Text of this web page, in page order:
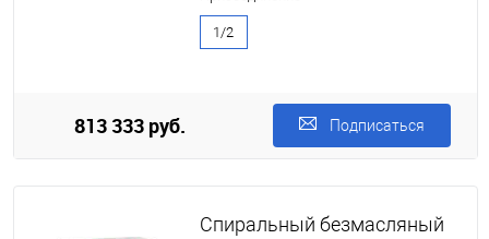
1/2
813 333 руб. Подписаться
Спиральный безмасляный